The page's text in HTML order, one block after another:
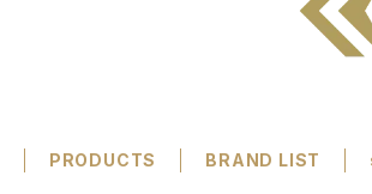
PRODUCTS BRAND LIST